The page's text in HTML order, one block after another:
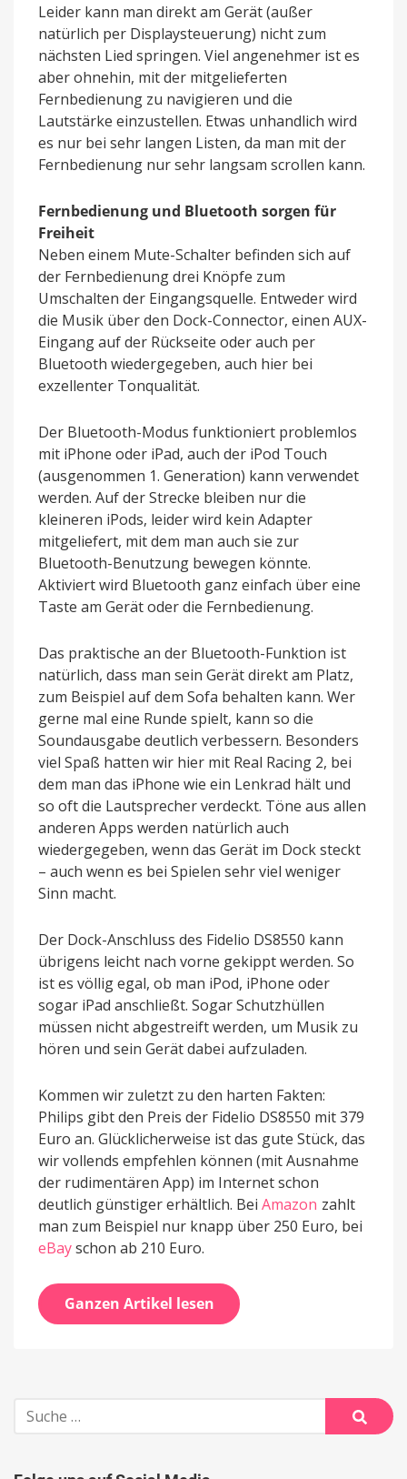
Leider kann man direkt am Gerät (außer
natürlich per Displaysteuerung) nicht zum
nächsten Lied springen. Viel angenehmer ist es
aber ohnehin, mit der mitgelieferten
Fernbedienung zu navigieren und die
Lautstärke einzustellen. Etwas unhandlich wird
es nur bei sehr langen Listen, da man mit der
Fernbedienung nur sehr langsam scrollen kann.
Fernbedienung und Bluetooth sorgen für
Freiheit
Neben einem Mute-Schalter befinden sich auf
der Fernbedienung drei Knöpfe zum
Umschalten der Eingangsquelle. Entweder wird
die Musik über den Dock-Connector, einen AUX-
Eingang auf der Rückseite oder auch per
Bluetooth wiedergegeben, auch hier bei
exzellenter Tonqualität.
Der Bluetooth-Modus funktioniert problemlos
mit iPhone oder iPad, auch der iPod Touch
(ausgenommen 1. Generation) kann verwendet
werden. Auf der Strecke bleiben nur die
kleineren iPods, leider wird kein Adapter
mitgeliefert, mit dem man auch sie zur
Bluetooth-Benutzung bewegen könnte.
Aktiviert wird Bluetooth ganz einfach über eine
Taste am Gerät oder die Fernbedienung.
Das praktische an der Bluetooth-Funktion ist
natürlich, dass man sein Gerät direkt am Platz,
zum Beispiel auf dem Sofa behalten kann. Wer
gerne mal eine Runde spielt, kann so die
Soundausgabe deutlich verbessern. Besonders
viel Spaß hatten wir hier mit Real Racing 2, bei
dem man das iPhone wie ein Lenkrad hält und
so oft die Lautsprecher verdeckt. Töne aus allen
anderen Apps werden natürlich auch
wiedergegeben, wenn das Gerät im Dock steckt
– auch wenn es bei Spielen sehr viel weniger
Sinn macht.
Der Dock-Anschluss des Fidelio DS8550 kann
übrigens leicht nach vorne gekippt werden. So
ist es völlig egal, ob man iPod, iPhone oder
sogar iPad anschließt. Sogar Schutzhüllen
müssen nicht abgestreift werden, um Musik zu
hören und sein Gerät dabei aufzuladen.
Kommen wir zuletzt zu den harten Fakten:
Philips gibt den Preis der Fidelio DS8550 mit 379
Euro an. Glücklicherweise ist das gute Stück, das
wir vollends empfehlen können (mit Ausnahme
der rudimentären App) im Internet schon
deutlich günstiger erhältlich. Bei Amazon zahlt
man zum Beispiel nur knapp über 250 Euro, bei
eBayschon ab 210 Euro.
Ganzen Artikel lesen
Suche
nach:
Suche